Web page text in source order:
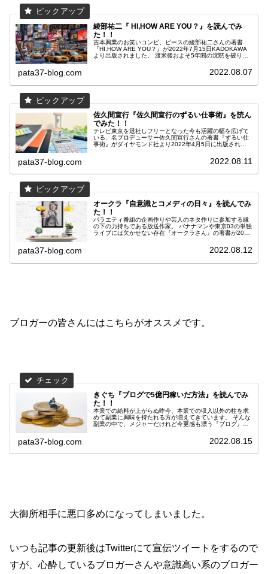
綾部祐二『 HI,HOW ARE YOU？』を読んでみ
た！！
吉本興業のお笑いコンビ、ピースの綾部祐二さんの著書
『HI,HOW ARE YOU？』が2022年7月15日KADOKAWA
より出版されました。 渡米後およそ5年間の沈黙を破り、
です。 それでは早速感想を書いて参りたいと思います！！
pata37-blog.com 2022.08.07
佐久間宣行『佐久間宣行のずるい仕事術』を読ん
でみた！！
テレビ東京を退社しフリーとなった今も活躍の幅を広げて
いる、名プロデューサー佐久間宣行さんの著書『ずるい仕
事術』がダイヤモンド社より2022年4月5日に出版されま
pata37-blog.com 2022.08.11
オークラ『自意識とコメディの日々』を読んでみ
た！！
バラエティ番組の企画作りや芸人のネタ作りに参加する縁
の下の力持ちである放送作家。 バナナマンや東京03の単独
ライブには欠かせない存在『オークラさん』の著書が2021
pata37-blog.com 2022.08.12
ブロガーの皆さんにはこちらがオススメです。
きぐち『ブログで5億円稼いだ方法』を読んでみ
た！！
本業での給料が上がらぬ昨今、本業での収入以外の柱を求
めて副業に興味を持たれる方が増えてきています。 そんな
副業の中で、メジャーだけれど今更感も漂う『ブログ』。
なくおよそ20年間ブログのみで暮らす、『きぐちさん』の
pata37-blog.com 2022.08.15
大御所相手に悪口多めになってしまいました。
いつも記事の更新後はTwitterにて宣伝ツイートをするので
すが、心酔しているブロガーさんや意識高い系のブロガー